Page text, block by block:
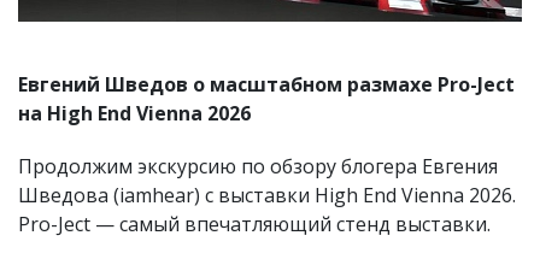
Евгений Шведов о масштабном размахе Pro-Ject
на High End Vienna 2026
Продолжим экскурсию по обзору блогера Евгения
Шведова (iamhear) с выставки High End Vienna 2026.
Pro-Ject — самый впечатляющий стенд выставки.